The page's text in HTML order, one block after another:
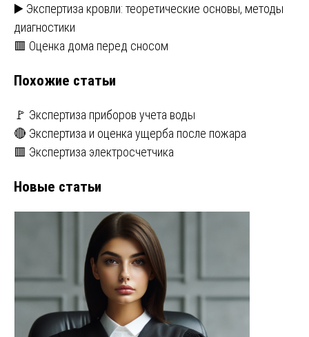
Навигация
по
▶️ Экспертиза кровли: теоретические основы, методы
диагностики
🟥 Оценка дома перед сносом
Похожие статьи
🚩 Экспертиза приборов учета воды
🔴 Экспертиза и оценка ущерба после пожара
🟥 Экспертиза электросчетчика
Новые статьи